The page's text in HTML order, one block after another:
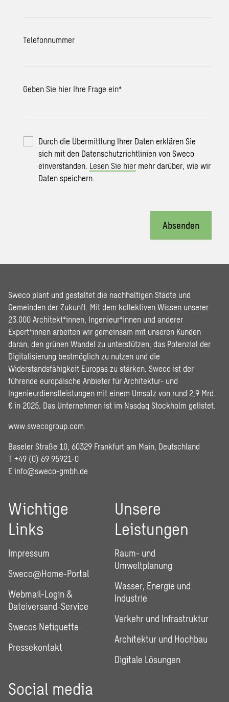
Telefonnummer
Geben Sie hier Ihre Frage ein*
Durch die Übermittlung Ihrer Daten erklären Sie
sich mit den Datenschutzrichtlinien von Sweco
einverstanden. Lesen Sie hier mehr darüber, wie wir
Daten speichern.
Absenden
Sweco plant und gestaltet die nachhaltigen Städte und
Gemeinden der Zukunft. Mit dem kollektiven Wissen unserer
23.000 Architekt*innen, Ingenieur*innen und anderer
Expert*innen arbeiten wir gemeinsam mit unseren Kunden
daran, den grünen Wandel zu unterstützen, das Potenzial der
Digitalisierung bestmöglich zu nutzen und die
Widerstandsfähigkeit Europas zu stärken. Sweco ist der
führende europäische Anbieter für Architektur- und
Ingenieurdienstleistungen mit einem Umsatz von rund 2,9 Mrd.
€ in 2025. Das Unternehmen ist im Nasdaq Stockholm gelistet.
www.swecogroup.com
Baseler Straße 10, 60329 Frankfurt am Main, Deutschland
T +49 (0) 69 95921-0
E info@sweco-gmbh.de
Wichtige
Links
Impressum
Sweco@Home-Portal
Webmail-Login &
Dateiversand-Service
Swecos Netiquette
Pressekontakt
Unsere
Leistungen
Raum- und
Umweltplanung
Wasser, Energie und
Industrie
Verkehr und Infrastruktur
Architektur und Hochbau
Digitale Lösungen
Social media